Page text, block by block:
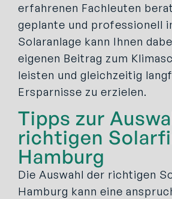
erfahrenen Fachleuten
geplante und professionell
Solaranlage kann Ihnen
eigenen Beitrag zum
leisten und gleichzeitig
Ersparnisse zu erzielen.
Tipps zur
richtigen
Hamburg
Die Auswahl der richtigen
Hamburg kann eine